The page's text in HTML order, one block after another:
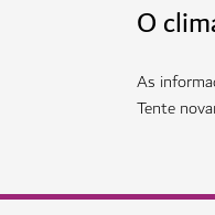
O
As
Tente